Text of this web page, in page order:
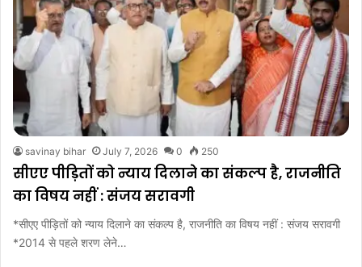
savinay bihar July 7, 2026 0 250
सीएए पीड़ितों को न्याय दिलाने का संकल्प है, राजनीति
का विषय नहीं : संजय सरावगी
‎*सीएए पीड़ितों को न्याय दिलाने का संकल्प है, राजनीति का विषय नहीं : संजय सरावगी
‎*2014 से पहले शरण लेने…